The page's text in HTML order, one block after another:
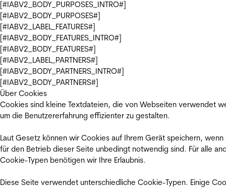
[#IABV2_BODY_PURPOSES_INTRO#]
[#IABV2_BODY_PURPOSES#]
[#IABV2_LABEL_FEATURES#]
[#IABV2_BODY_FEATURES_INTRO#]
[#IABV2_BODY_FEATURES#]
[#IABV2_LABEL_PARTNERS#]
[#IABV2_BODY_PARTNERS_INTRO#]
[#IABV2_BODY_PARTNERS#]
Über Cookies
Cookies sind kleine Textdateien, die von Webseiten verwendet
um die Benutzererfahrung effizienter zu gestalten.
Laut Gesetz können wir Cookies auf Ihrem Gerät speichern, wenn
für den Betrieb dieser Seite unbedingt notwendig sind. Für alle
Cookie-Typen benötigen wir Ihre Erlaubnis.
Diese Seite verwendet unterschiedliche Cookie-Typen. Einige